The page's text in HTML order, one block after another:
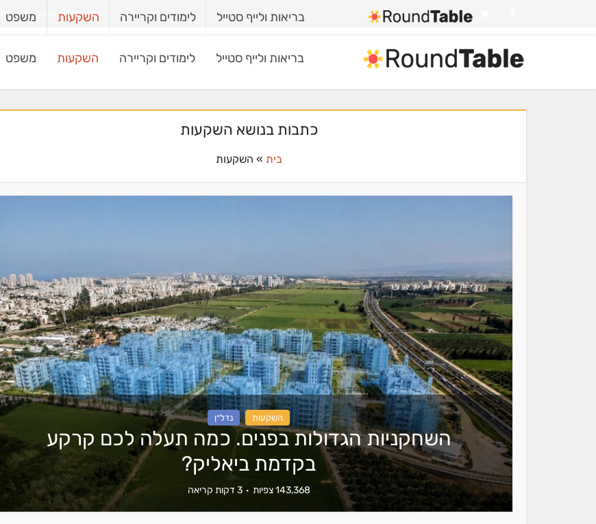
בריאות ולייף סטייל לימודים וקריירה השקעות משפט בריאות ולייף סטייל
בריאות ולייף סטייל לימודים וקריירה השקעות משפט
כתבות בנושא השקעות
בית » השקעות
השקעות נדל״ן
השחקניות הגדולות בפנים. כמה תעלה לכם קרקע
בקדמת ביאליק?
143,368 צפיות 3 דקות קריאה